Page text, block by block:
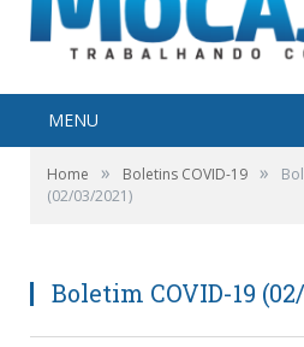
MENU
Home » Boletins COVID-19 »
(02/03/2021)
Boletim COVID-19